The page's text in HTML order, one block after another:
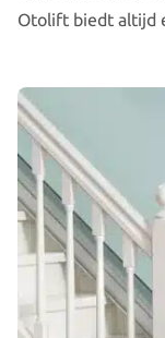
Otolift biedt altijd